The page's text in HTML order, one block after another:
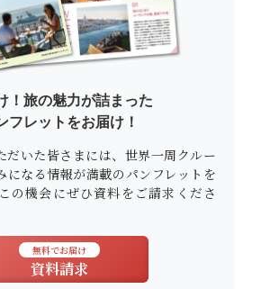
！旅の魅力が詰まった
フレットをお届け！
だいた皆さまには、世界一周クルー
になる情報が満載のパンフレットを
の機会にぜひ資料をご請求くださ
無料でお届け
資料請求